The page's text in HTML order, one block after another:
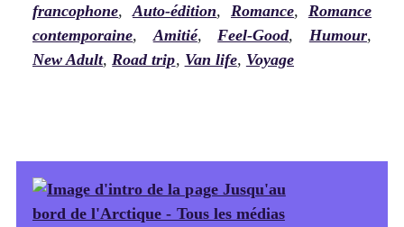
francophone, Auto-édition, Romance, Romance
contemporaine, Amitié, Feel-Good, Humour,
New Adult, Road trip, Van life, Voyage